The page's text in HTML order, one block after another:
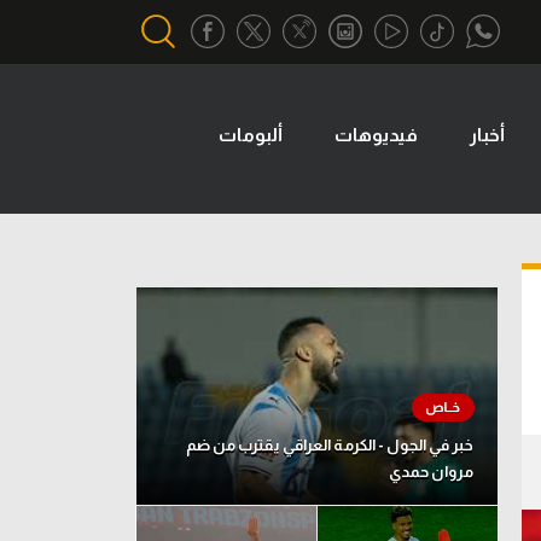
تحقيق في الجول
تقرير في الجول
تحليل في الجول
حكايات في الجول
كويز في الجول
فيديو في الجول
أخبار فيديوهات ألبومات
خبر في الجول - الكرمة العراقي يقترب من ضم
مروان حمدي